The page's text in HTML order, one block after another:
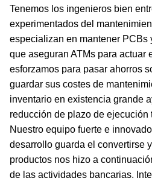
Tenemos los ingenieros bien
experimentados del
especializan en mantener PCBs
que aseguran ATMs para actuar
esforzamos para pasar ahorros
guardar sus costes de
inventario en existencia grande
reducción de plazo de ejecución
Nuestro equipo fuerte e
desarrollo guarda el convertirse
productos nos hizo a
de las actividades bancarias.